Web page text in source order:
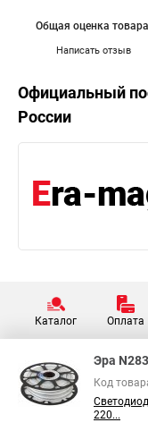
Написать отзыв
Общая оценка
Официальный
России
Каталог Оплата
Эра
Код
220...